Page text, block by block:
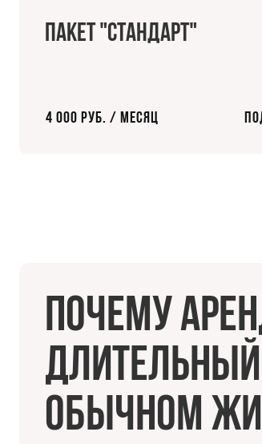
Пакет "Стандарт"
4 000 руб. / Месяц
Почему
обычном